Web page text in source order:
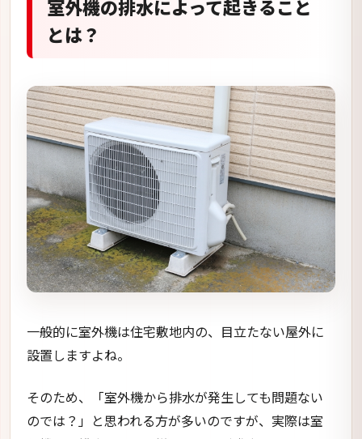
室外機の排水によって起きること
とは？
一般的に室外機は住宅敷地内の、目立たない屋外に
設置しますよね。
そのため、「室外機から排水が発生しても問題ない
のでは？」と思われる方が多いのですが、実際は室